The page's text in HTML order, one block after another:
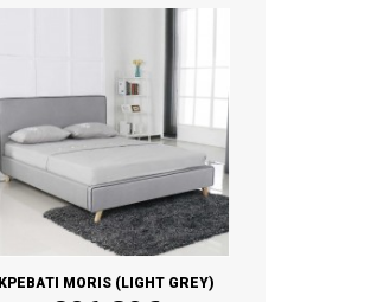
ΚΡΕΒΑΤΙ MORIS (LIGHT GREY)